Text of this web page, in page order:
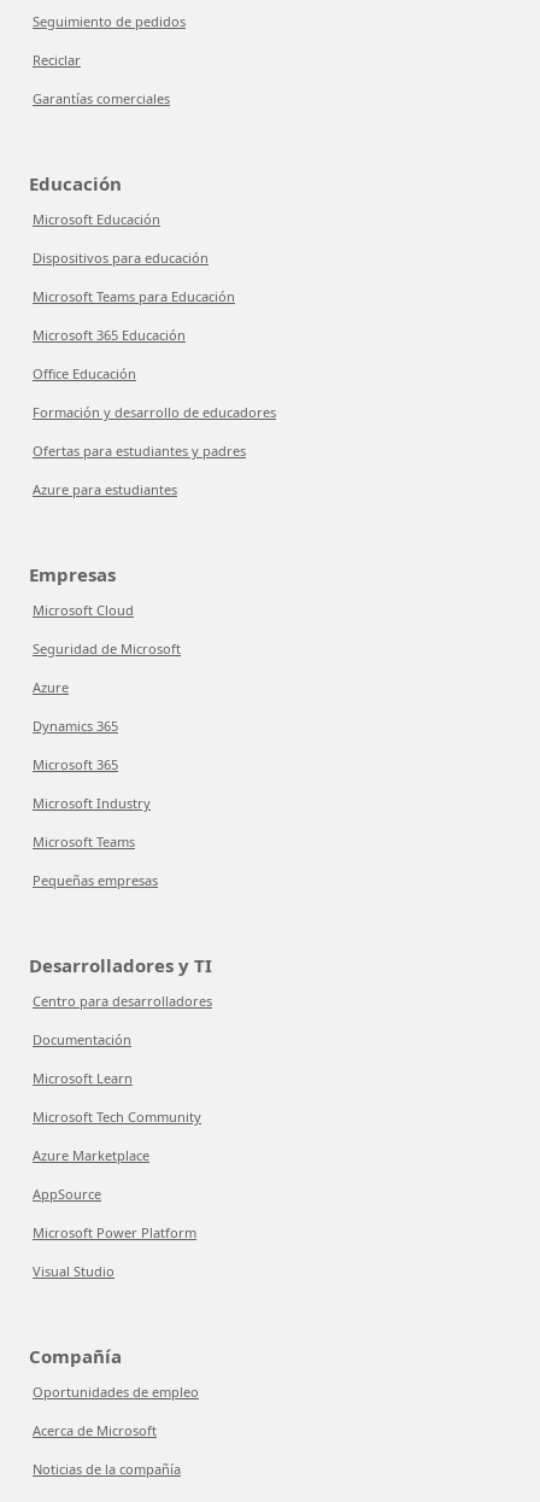
Seguimiento de pedidos
Reciclar
Garantías comerciales
Educación
Microsoft Educación
Dispositivos para educación
Microsoft Teams para Educación
Microsoft 365 Educación
Office Educación
Formación y desarrollo de educadores
Ofertas para estudiantes y padres
Azure para estudiantes
Empresas
Microsoft Cloud
Seguridad de Microsoft
Azure
Dynamics 365
Microsoft 365
Microsoft Industry
Microsoft Teams
Pequeñas empresas
Desarrolladores y TI
Centro para desarrolladores
Documentación
Microsoft Learn
Microsoft Tech Community
Azure Marketplace
AppSource
Microsoft Power Platform
Visual Studio
Compañía
Oportunidades de empleo
Acerca de Microsoft
Noticias de la compañía